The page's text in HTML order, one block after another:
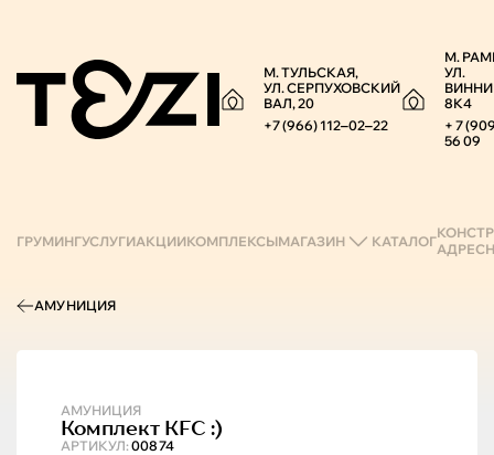
М. ТУЛЬСКАЯ,
УЛ. СЕРПУХОВСКИЙ
ВАЛ, 20
+7 (966) 112‒02‒22
М.
УЛ.
8К4
+ 7
56 09
ГРУМИНГУСЛУГИАКЦИИКОМПЛЕКСЫМАГАЗИН КАТАЛОГ
АМУНИЦИЯ
АМУНИЦИЯ
АРТИКУЛ: 00874
Комплект KFC :)